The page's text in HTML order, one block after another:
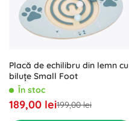
Placă de echilibru din lemn cu
biluțe Small Foot
În stoc
189,00 lei199,00 lei